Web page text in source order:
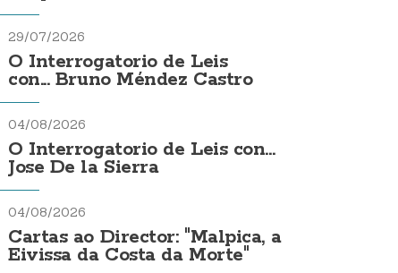
29/07/2026
O Interrogatorio de Leis
con... Bruno Méndez Castro
04/08/2026
O Interrogatorio de Leis con...
Jose De la Sierra
04/08/2026
Cartas ao Director: "Malpica, a
Eivissa da Costa da Morte"